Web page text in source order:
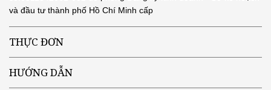
và đầu tư thành phố Hồ Chí Minh cấp
THỰC ĐƠN
HƯỚNG DẪN